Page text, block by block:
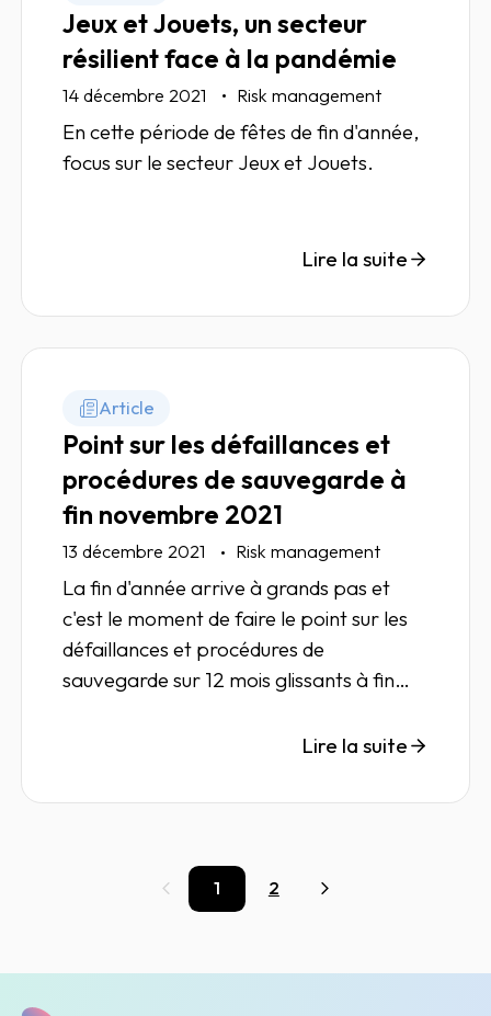
Jeux et Jouets, un secteur
résilient face à la pandémie
14 décembre 2021 Risk management
En cette période de fêtes de fin d'année,
focus sur le secteur Jeux et Jouets.
Lire la suite
Article
Point sur les défaillances et
procédures de sauvegarde à
fin novembre 2021
13 décembre 2021 Risk management
La fin d'année arrive à grands pas et
c'est le moment de faire le point sur les
défaillances et procédures de
sauvegarde sur 12 mois glissants à fin
Lire la suite
Précédent
1 2 Suivant